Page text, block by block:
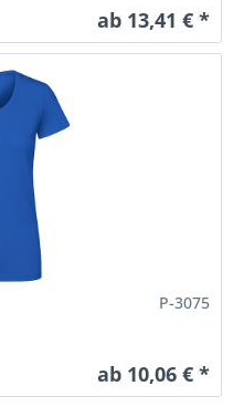
ab 13,41 € *
P-3075
ab 10,06 € *